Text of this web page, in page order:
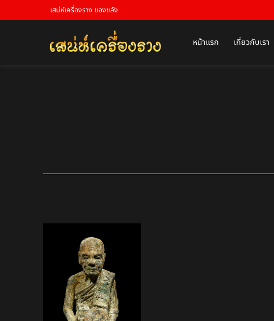
เสน่ห์เครื่องราง ของขลัง
หน้าแรก เกี่ยวกับเรา